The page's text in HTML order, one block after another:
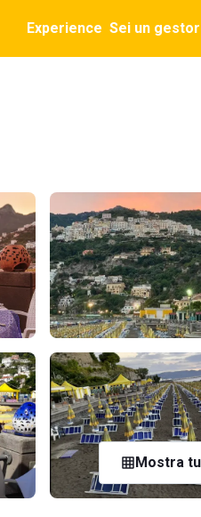
Experience Sei un
Mostra